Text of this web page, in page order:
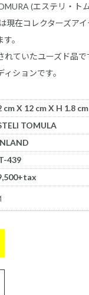
(エステリ・トム
現在コレクターズア
。
れていたユーズド品
ションです。
cm X 12 cm X H 1.8 cm
TOMULA
439